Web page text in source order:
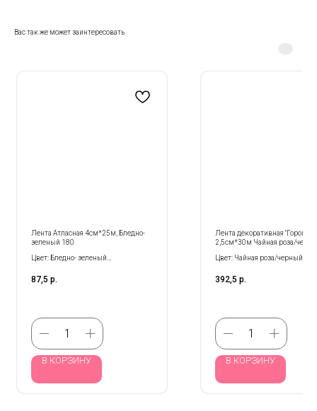
Вас так же может заинтересовать
Лента Атласная 4см*25м, Бледно-
зеленый 180
Цвет: Бледно- зеленый
Количество: 1 шт
87,5 р.
В КОРЗИНУ
Лента декоративная "Горошек",
2,5см*30м Чайная роза/
Цвет: Чайная роза/черный
392,5 р.
В КОРЗИНУ